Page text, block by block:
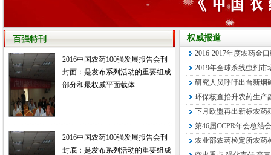
百强特刊
2016中国农药100强发展报告会刊
封面：是发布系列活动的重要组成
部分和最权威平面载体
2016中国农药100强发展报告会刊
封底：是发布系列活动的重要组成
权威报道
2016-2017年度农药金
2019年全球杀线虫剂市
研究人员呼吁出台新烟
环保核查抬升农药生产
下月欧盟再出新标农药
第46届CCPR年会总结
农业部农药检定所农药